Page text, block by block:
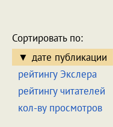
Сортировать по:
дате публикации
рейтингу Экслера
рейтингу читателей
кол-ву просмотров